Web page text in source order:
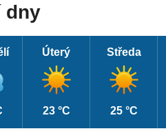
dny
Úterý
23 °C
Středa
25 °C